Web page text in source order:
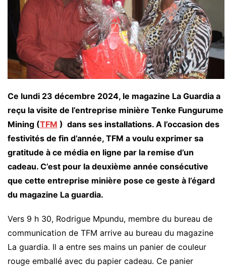
Ce lundi 23 décembre 2024, le magazine La Guardia a
reçu la visite de l’entreprise minière Tenke Fungurume
Mining (TFM ) dans ses installations. A l’occasion des
festivités de fin d’année, TFM a voulu exprimer sa
gratitude à ce média en ligne par la remise d’un
cadeau. C’est pour la deuxième année consécutive
que cette entreprise minière pose ce geste à l’égard
du magazine La guardia.
Vers 9 h 30, Rodrigue Mpundu, membre du bureau de
communication de TFM arrive au bureau du magazine
La guardia. Il a entre ses mains un panier de couleur
rouge emballé avec du papier cadeau. Ce panier